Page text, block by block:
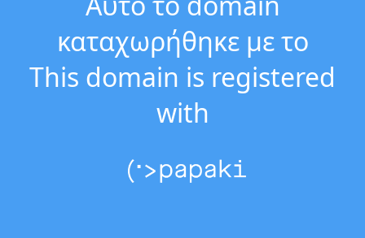
καταχωρήθηκε με το
This domain is registered
with